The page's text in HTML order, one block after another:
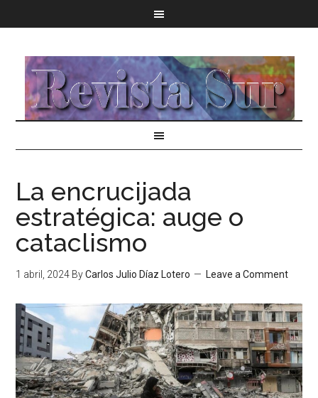
La encrucijada
estratégica: auge o
cataclismo
1 abril, 2024 ByCarlos Julio Díaz Lotero Leave a Comment